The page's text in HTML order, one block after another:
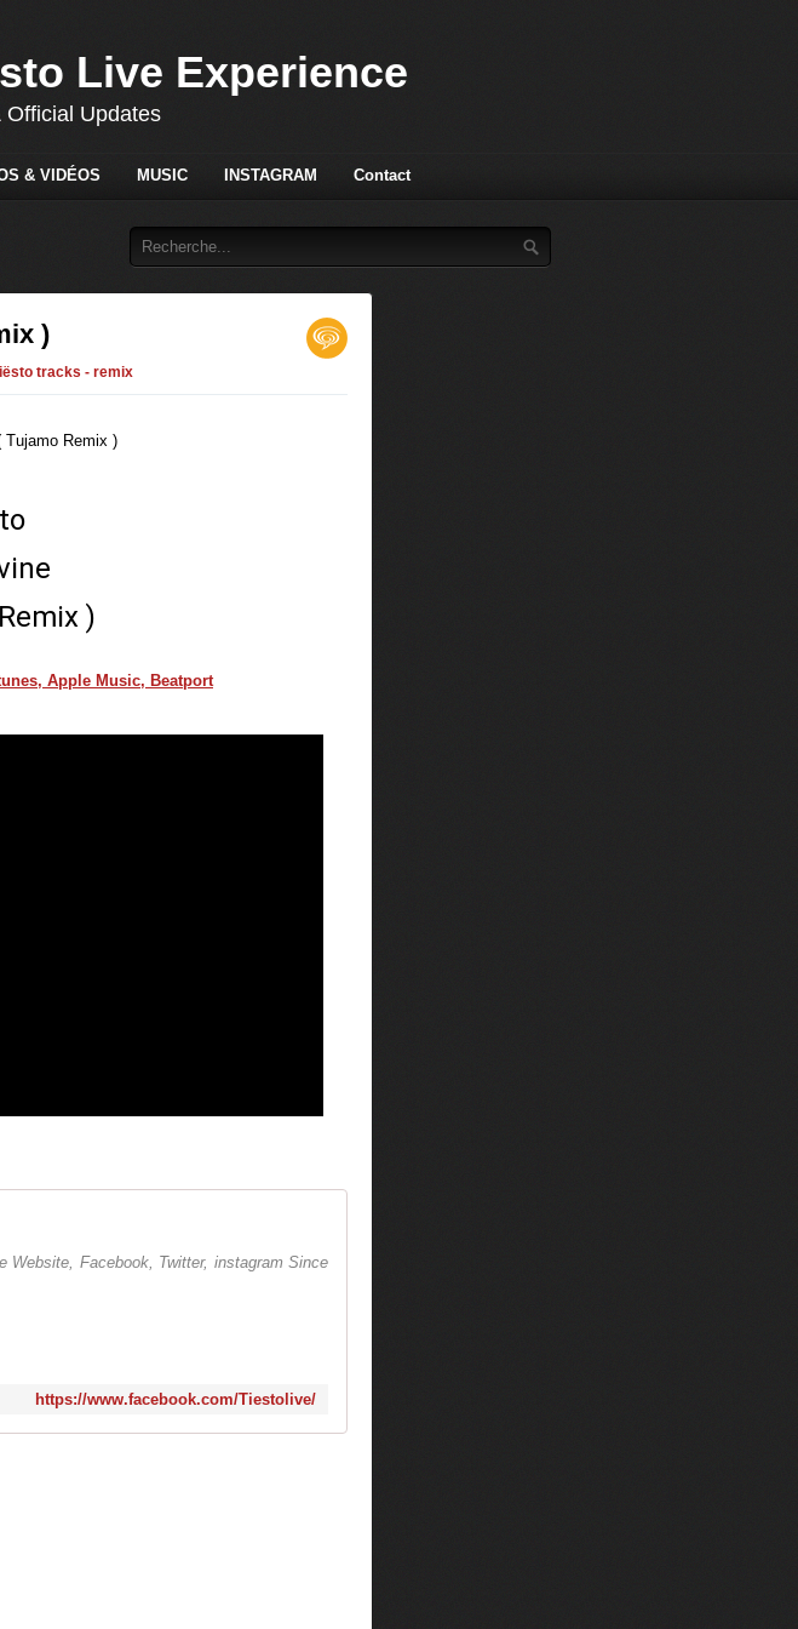
Live Experience
Official Updates
& VIDÉOS MUSIC INSTAGRAM Contact
)
tracks - remix
)
Apple Music, Beatport
Facebook, Twitter, instagram Since
https://www.facebook.com/Tiestolive/